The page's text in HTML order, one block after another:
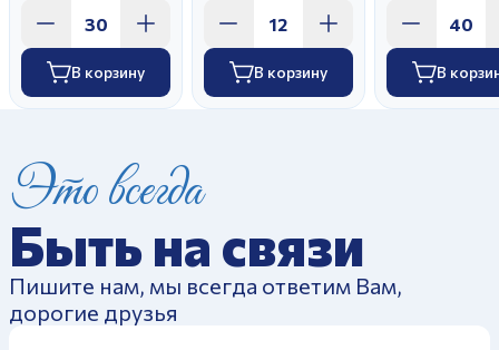
В корзину В корзину В
Это всегда
Быть на связи
Пишите нам, мы всегда ответим Вам,
дорогие друзья